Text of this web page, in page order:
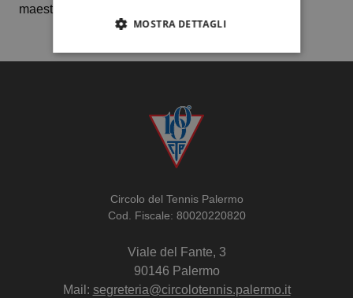
maestro Silvio Marasca.
Circolo del Tennis Palermo
Cod. Fiscale: 80020220820
Viale del Fante, 3
90146 Palermo
Mail: segreteria@circolotennis.palermo.it
MOSTRA DETTAGLI